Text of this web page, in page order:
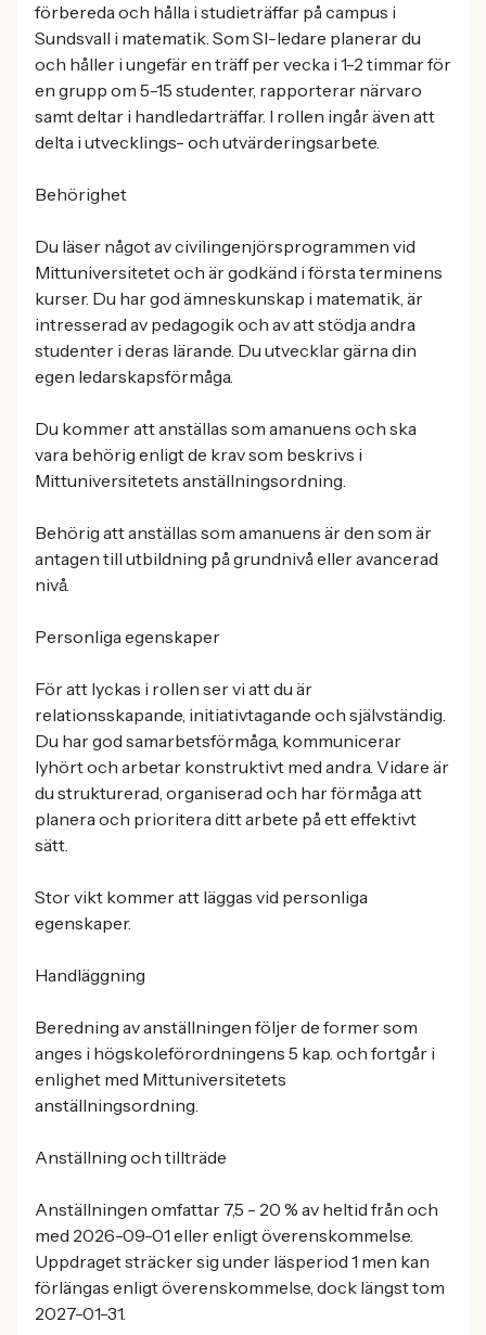
förbereda och hålla i studieträffar på campus i
Sundsvall i matematik. Som SI-ledare planerar du
och håller i ungefär en träff per vecka i 1-2 timmar för
en grupp om 5-15 studenter, rapporterar närvaro
samt deltar i handledarträffar. I rollen ingår även att
delta i utvecklings- och utvärderingsarbete.
Behörighet
Du läser något av civilingenjörsprogrammen vid
Mittuniversitetet och är godkänd i första terminens
kurser. Du har god ämneskunskap i matematik, är
intresserad av pedagogik och av att stödja andra
studenter i deras lärande. Du utvecklar gärna din
egen ledarskapsförmåga.
Du kommer att anställas som amanuens och ska
vara behörig enligt de krav som beskrivs i
Mittuniversitetets anställningsordning.
Behörig att anställas som amanuens är den som är
antagen till utbildning på grundnivå eller avancerad
nivå.
Personliga egenskaper
För att lyckas i rollen ser vi att du är
relationsskapande, initiativtagande och självständig.
Du har god samarbetsförmåga, kommunicerar
lyhört och arbetar konstruktivt med andra. Vidare är
du strukturerad, organiserad och har förmåga att
planera och prioritera ditt arbete på ett effektivt
sätt.
Stor vikt kommer att läggas vid personliga
egenskaper.
Handläggning
Beredning av anställningen följer de former som
anges i högskoleförordningens 5 kap. och fortgår i
enlighet med Mittuniversitetets
anställningsordning.
Anställning och tillträde
Anställningen omfattar 7,5 - 20 % av heltid från och
med 2026-09-01 eller enligt överenskommelse.
Uppdraget sträcker sig under läsperiod 1 men kan
förlängas enligt överenskommelse, dock längst tom
2027-01-31.